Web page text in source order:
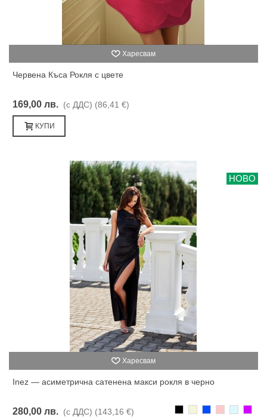
Харесвам
Червена Къса Рокля с цвете
169,00 лв. (с ДДС) (86,41 €)
КУПИ
НОВО
Харесвам
Inez — асиметрична сатенена макси рокля в черно
280,00 лв. (с ДДС) (143,16 €)